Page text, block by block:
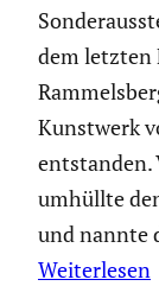
dem letzten
Kunstwerk
entstanden.
umhüllte
und nannte
Weiterlesen